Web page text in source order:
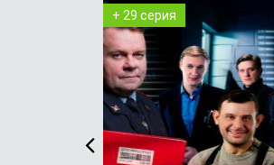
+ 29 серия